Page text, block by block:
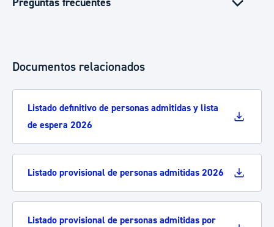
Documentos relacionados
Listado definitivo de personas admitidas y lista
de espera 2026
Listado provisional de personas admitidas 2026
Listado provisional de personas admitidas por